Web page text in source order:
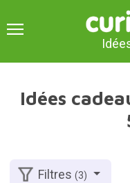
Idées
Filtres(3)